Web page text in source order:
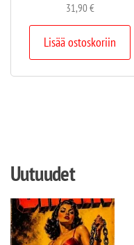
31,90€
Lisää ostoskoriin
Uutuudet